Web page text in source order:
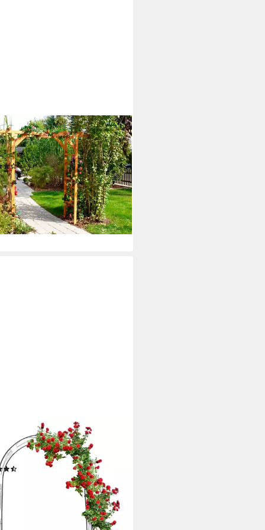
Anke, BxTxH:
cm
(42)
€
- in 4-5 Werktagen bei dir
Rankbogen für Rosen
€
- in 2-3 Werktagen bei dir